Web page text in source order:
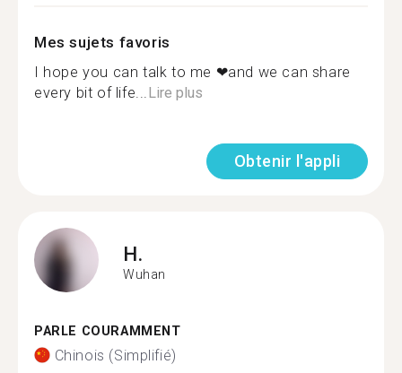
Mes sujets favoris
I hope you can talk to me ❤and we can share
every bit of life...Lire plus
Obtenir l'appli
H.
Wuhan
PARLE COURAMMENT
Chinois (Simplifié)